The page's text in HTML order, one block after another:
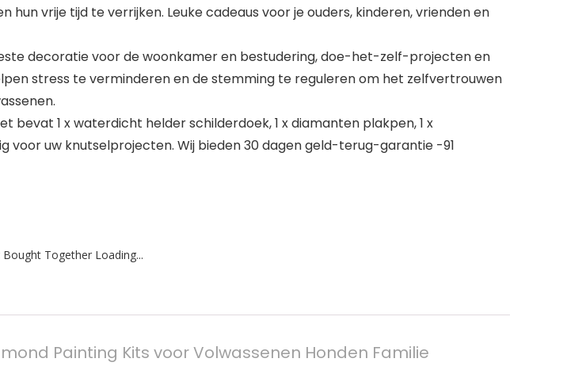
vrije tijd te verrijken. Leuke cadeaus voor je ouders, kinderen, vrienden en
decoratie voor de woonkamer en bestudering, doe-het-zelf-projecten en
stress te verminderen en de stemming te reguleren om het zelfvertrouwen
bevat 1 x waterdicht helder schilderdoek, 1 x diamanten plakpen, 1 x
voor uw knutselprojecten. Wij bieden 30 dagen geld-terug-garantie -91
Bought Together Loading...
Painting Kits voor Volwassenen Honden Familie